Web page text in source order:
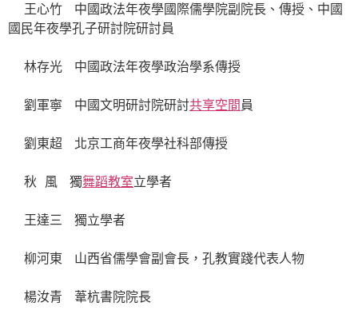
王心竹 中國政法年夜學國際儒學院副院長、傳授、中國
國民年夜學孔子研討院研討員
林存光 中國政法年夜學政治學系傳授
劉軍寧 中國文明研討院研討共享空間 員
劉東超 北京工商年夜學社科部傳授
秋 風 獨舞蹈教室立學者
王達三 獨立學者
柳河東 山西省儒學會副會長，孔教實踐代表人物
楊汝青 葦杭書院院長